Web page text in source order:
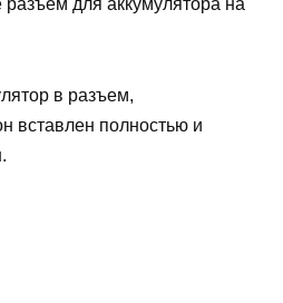
разъем для аккумулятора на
в разъем,
вставлен полностью и